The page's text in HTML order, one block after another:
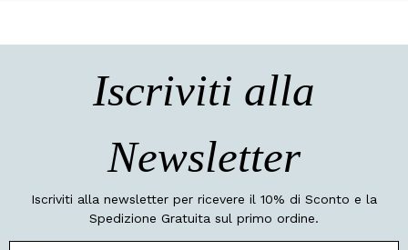
Iscriviti alla
Newsletter
Iscriviti alla newsletter per ricevere il 10% di Sconto e la
Spedizione Gratuita sul primo ordine.